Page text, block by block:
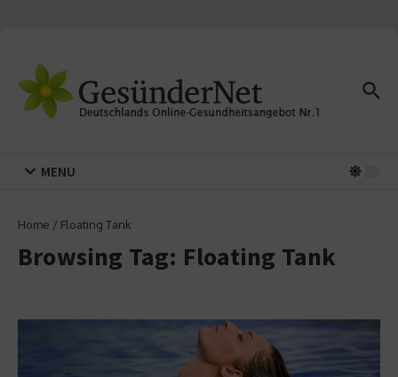
MENU
Home / Floating Tank
Browsing Tag: Floating Tank